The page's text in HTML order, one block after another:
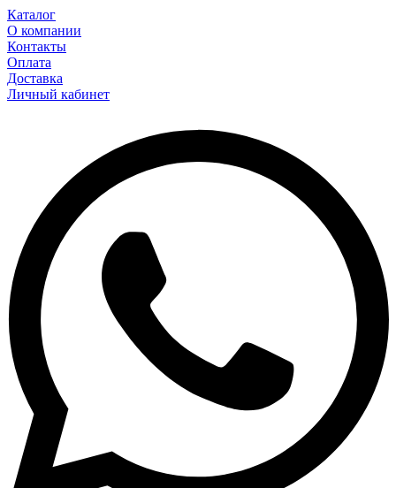
Каталог
О компании
Контакты
Оплата
Доставка
Личный кабинет